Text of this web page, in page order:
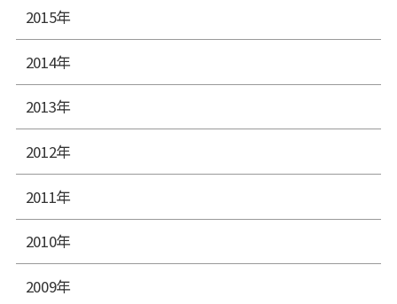
2015年
2014年
2013年
2012年
2011年
2010年
2009年